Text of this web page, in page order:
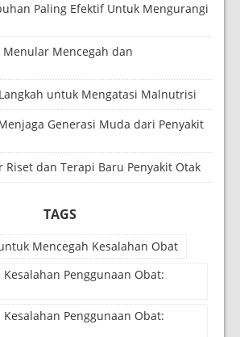
Paling Efektif Untuk Mengurangi
Menular Mencegah dan
untuk Mengatasi Malnutrisi
Generasi Muda dari Penyakit
dan Terapi Baru Penyakit Otak
TAGS
Mencegah Kesalahan Obat
Kesalahan Penggunaan Obat:
Kesalahan Penggunaan Obat: